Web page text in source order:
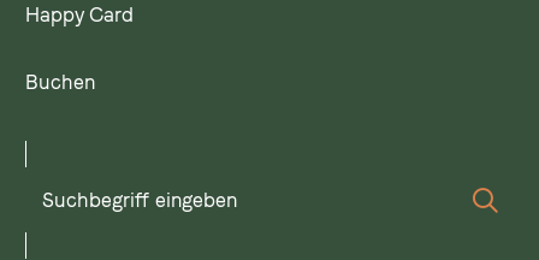
Happy Card
Buchen
Suchbegriff